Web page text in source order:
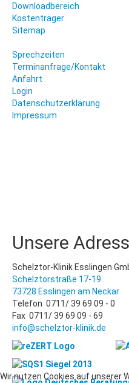
Downloadbereich
Kostenträger
Sitemap
Sprechzeiten
Terminanfrage/Kontakt
Anfahrt
Login
Datenschutzerklärung
Impressum
Unsere
Schelztor-Klinik Esslingen
Schelztorstraße 17-19
73728 Esslingen am Neckar
Telefon 0711/ 39 69 09 - 0
Fax 0711/ 39 69 09 - 69
info@schelztor-klinik.de
Wir nutzen Cookies auf unserer